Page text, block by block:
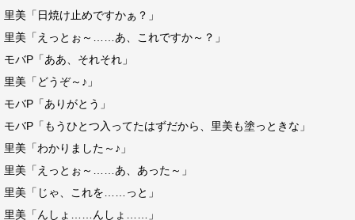
里美「日焼け止めですかぁ？」
里美「えっとぉ～……あ、これですか～？」
モバP「ああ、それそれ」
里美「どうぞ～♪」
モバP「ありがとう」
モバP「もうひとつ入ってたはずだから、里美も塗っときな」
里美「わかりました～♪」
里美「えっとぉ～……あ、あった～」
里美「じゃ、これを……っと」
里美「んしょ……んしょ……」